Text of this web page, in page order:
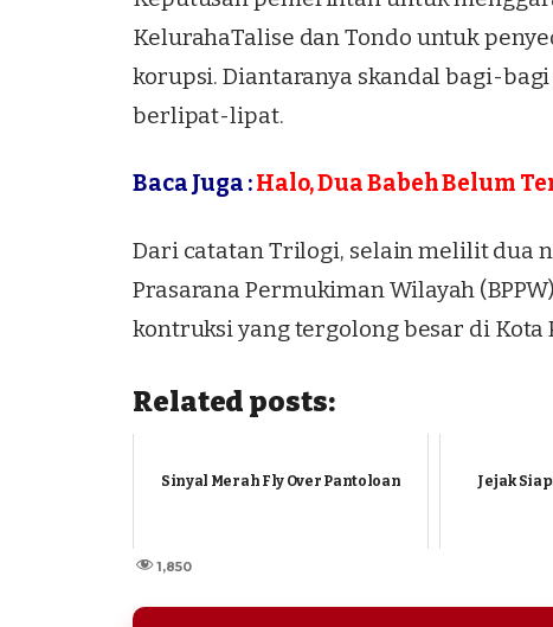
KelurahaTalise dan Tondo untuk
korupsi. Diantaranya skandal bagi-
berlipat-lipat.
Baca Juga :Halo, Dua Babeh Belum
Dari catatanTrilogi, selain melilit dua
Prasarana Permukiman Wilayah (BPPW
kontruksi yang tergolong besar di Kota
Related posts:
Sinyal Merah Fly Over Pantoloan Jejak
1,850